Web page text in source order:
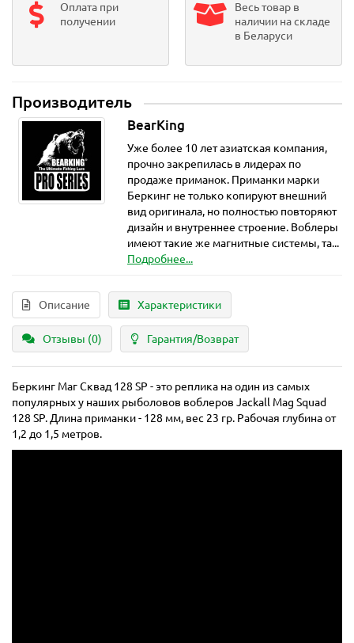
Оплата при
получении
Весь товар в
наличии на складе
в Беларуси
Производитель
BearKing
Уже более 10 лет азиатская компания,
прочно закрепилась в лидерах по
продаже приманок. Приманки марки
Беркинг не только копируют внешний
вид оригинала, но полностью повторяют
дизайн и внутреннее строение. Воблеры
имеют такие же магнитные системы, та...
Подробнее...
Описание Характеристики
Отзывы (0) Гарантия/Возврат
Беркинг Маг Сквад 128 SP - это реплика на один из самых
популярных у наших рыболовов воблеров Jackall Mag Squad
128 SP. Длина приманки - 128 мм, вес 23 гр. Рабочая глубина от
1,2 до 1,5 метров.